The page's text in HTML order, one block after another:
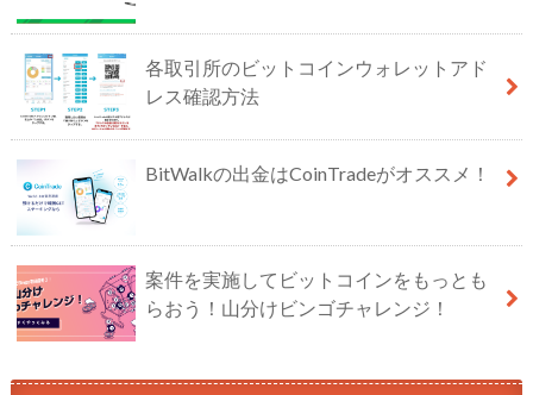
各取引所のビットコインウォレットアド
レス確認方法
BitWalkの出金はCoinTradeがオススメ！
案件を実施してビットコインをもっとも
らおう！山分けビンゴチャレンジ！